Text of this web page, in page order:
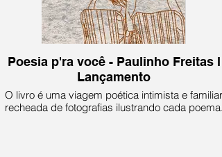
Poesia p'ra você - Paulinho Freitas l
Lançamento
O livro é uma viagem poética intimista e familiar
recheada de fotografias ilustrando cada poema.